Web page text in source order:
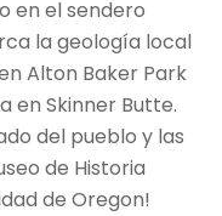
en el sendero
la geología local
Alton Baker Park
en Skinner Butte.
del pueblo y las
de Historia
de Oregon!